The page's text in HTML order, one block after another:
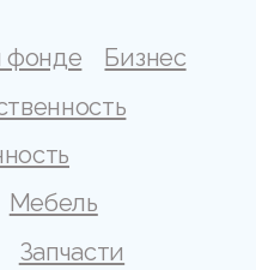
фонде
Бизнес
Мебель
Запчасти